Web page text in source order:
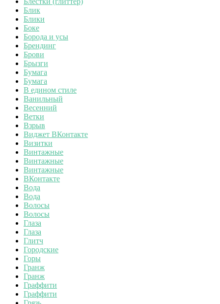
Блик
Блики
Боке
Борода и усы
Брендинг
Брови
Брызги
Бумага
Бумага
В едином стиле
Ванильный
Весенний
Ветки
Взрыв
Виджет ВКонтакте
Визитки
Винтажные
Винтажные
Винтажные
ВКонтакте
Вода
Вода
Волосы
Волосы
Глаза
Глаза
Глитч
Городские
Горы
Гранж
Гранж
Граффити
Граффити